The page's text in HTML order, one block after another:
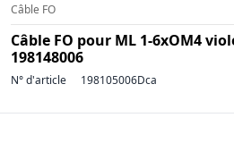
Câble FO
Câble FO pour ML 1-6xOM4
198148006
N° d'article 198105006Dca